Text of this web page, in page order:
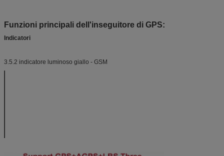
Funzioni principali dell'inseguitore di GPS:
Indicatori
3.5.2 indicatore luminoso giallo - GSM